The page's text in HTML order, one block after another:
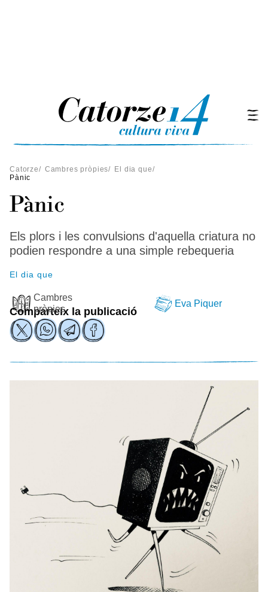
Catorze/ Cambres pròpies/ El dia que/
Pànic
Pànic
Els plors i les convulsions d'aquella criatura no
podien respondre a una simple rebequeria
El dia que
Cambres
pròpies
Eva Piquer
Comparteix la publicació